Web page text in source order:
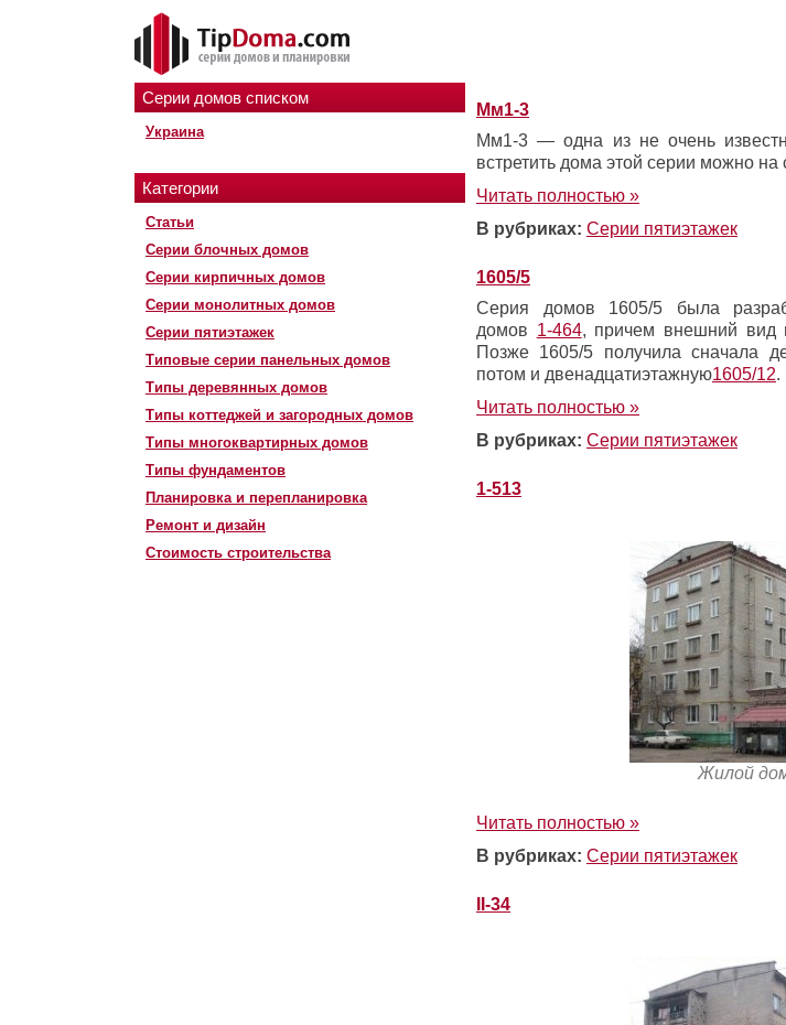
Серии домов списком
Украина
Категории
Статьи
Серии блочных домов
Серии кирпичных домов
Серии монолитных домов
Серии пятиэтажек
Типовые серии панельных домов
Типы деревянных домов
Типы коттеджей и загородных домов
Типы многоквартирных домов
Типы фундаментов
Планировка и перепланировка
Ремонт и дизайн
Стоимость строительства
Мм1-3
Мм1-3 — одна из не очень
встретить дома этой серии можно на
Читать полностью »
В рубриках: Серии пятиэтажек
1605/5
Серия домов 1605/5 была
домов 1-464, причем внешний вид
Позже 1605/5 получила сначала
потом и двенадцатиэтажную1605/12.
Читать полностью »
В рубриках: Серии пятиэтажек
1-513
Жилой
Читать полностью »
В рубриках: Серии пятиэтажек
II-34